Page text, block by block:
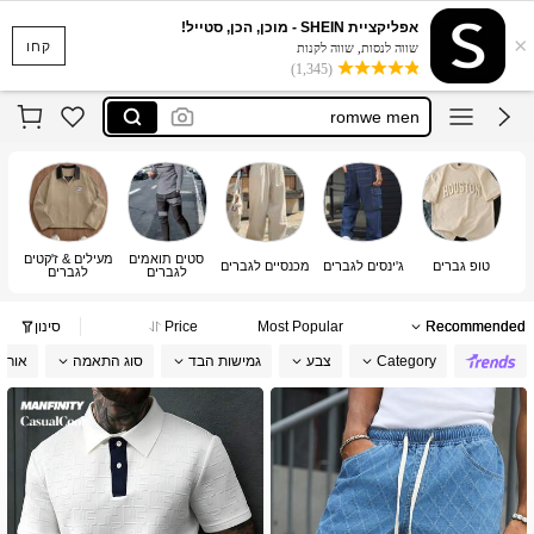
קחו ×
אפליקציית SHEIN - מוכן, הכן, סטייל!
שווה לנסות, שווה לקנות
(1,345)
aknotic
sumwon
romwe men
musero
aknotic
sumwon
טופ גברים ג'ינסים לגברים מכנסיים לגברים
סטים תואמים
לגברים
מעילים & ז'קטים
לגברים
Recommended
Most Popular
Price סינון
Category צבע גמישות הבד סוג התאמה אורך